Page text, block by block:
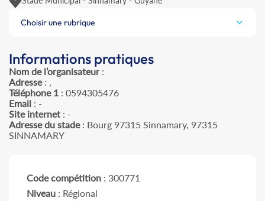
Choisir une rubrique
Informations pratiques
Nom de l’organisateur:
Adresse: ,
Téléphone 1 : 0594305476
Email : -
Site internet : -
Adresse du stade: Bourg 97315 Sinnamary, 97315
SINNAMARY
Code compétition : 300771
Niveau : Régional